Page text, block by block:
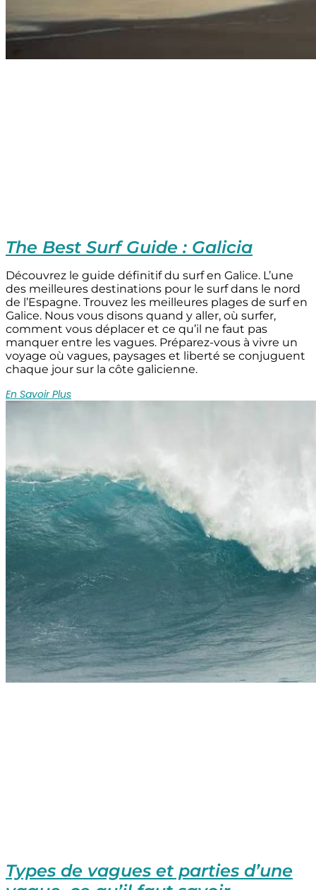
The Best Surf Guide : Galicia
Découvrez le guide définitif du surf en Galice. L’une
des meilleures destinations pour le surf dans le nord
de l’Espagne. Trouvez les meilleures plages de surf en
Galice. Nous vous disons quand y aller, où surfer,
comment vous déplacer et ce qu’il ne faut pas
manquer entre les vagues. Préparez-vous à vivre un
voyage où vagues, paysages et liberté se conjuguent
chaque jour sur la côte galicienne.
En Savoir Plus
Types de vagues et parties d’une